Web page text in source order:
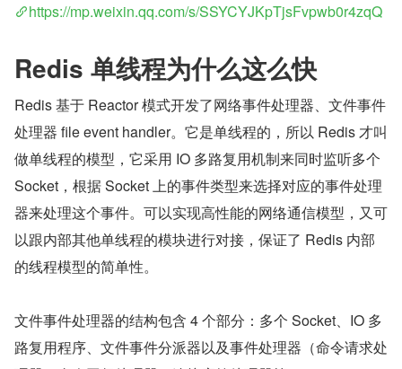
https://mp.weixin.qq.com/s/SSYCYJKpTjsFvpwb0r4zqQ
Redis 单线程为什么这么快
Redis 基于 Reactor 模式开发了网络事件处理器、文件事件
处理器 file event handler。它是单线程的，所以 Redis 才叫
做单线程的模型，它采用 IO 多路复用机制来同时监听多个
Socket，根据 Socket 上的事件类型来选择对应的事件处理
器来处理这个事件。可以实现高性能的网络通信模型，又可
以跟内部其他单线程的模块进行对接，保证了 Redis 内部
的线程模型的简单性。
文件事件处理器的结构包含 4 个部分：多个 Socket、IO 多
路复用程序、文件事件分派器以及事件处理器（命令请求处